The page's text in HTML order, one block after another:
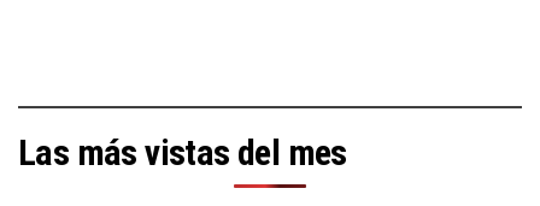
Las más vistas del mes